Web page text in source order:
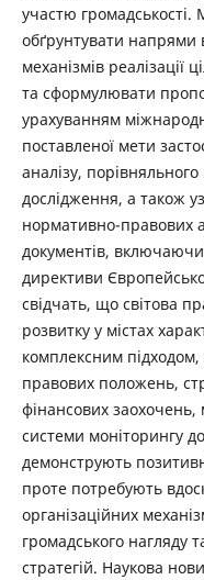
участю
обґрунтувати напрями
механізмів реалізації
та сформулювати
урахуванням
поставленої мети
аналізу,
дослідження, а також
нормативно-правових
документів,
директиви
свідчать, що світова
розвитку у містах
комплексним
правових положень,
фінансових заохочень,
системи моніторингу
демонструють
проте потребують
організаційних
громадського нагляду
стратегій. Наукова